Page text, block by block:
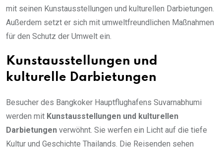
mit seinen Kunstausstellungen und kulturellen Darbietungen.
Außerdem setzt er sich mit umweltfreundlichen Maßnahmen
für den Schutz der Umwelt ein.
Kunstausstellungen und
kulturelle Darbietungen
Besucher des Bangkoker Hauptflughafens Suvarnabhumi
werden mit Kunstausstellungen und kulturellen
Darbietungen verwöhnt. Sie werfen ein Licht auf die tiefe
Kultur und Geschichte Thailands. Die Reisenden sehen